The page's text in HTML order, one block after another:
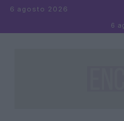
Saltar al contenido
6 agosto 2026
6